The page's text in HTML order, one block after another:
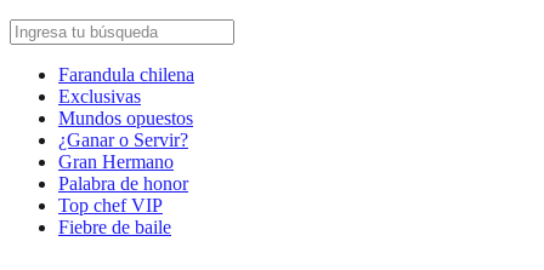
Farandula chilena
Exclusivas
Mundos opuestos
¿Ganar o Servir?
Gran Hermano
Palabra de honor
Top chef VIP
Fiebre de baile